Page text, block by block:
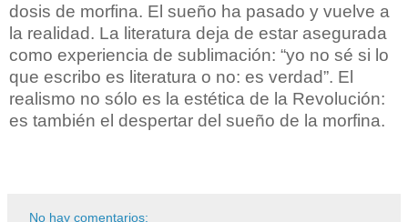
dosis de morfina. El sueño ha pasado y vuelve a
la realidad. La literatura deja de estar asegurada
como experiencia de sublimación: “yo no sé si lo
que escribo es literatura o no: es verdad”. El
realismo no sólo es la estética de la Revolución:
es también el despertar del sueño de la morfina.
No hay comentarios: